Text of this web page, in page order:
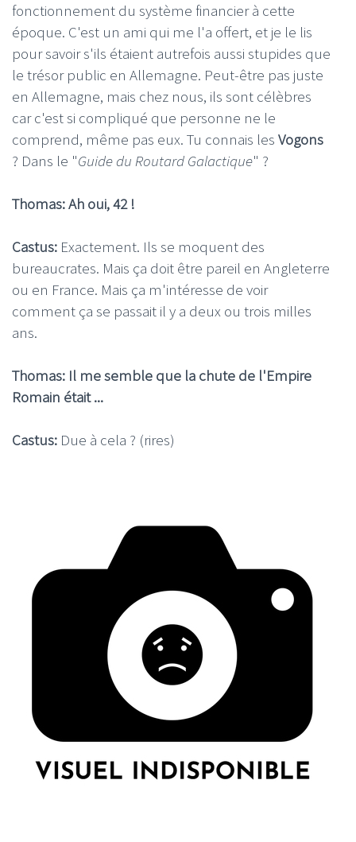
fonctionnement du système financier à cette
époque. C'est un ami qui me l'a offert, et je le lis
pour savoir s'ils étaient autrefois aussi stupides que
le trésor public en Allemagne. Peut-être pas juste
en Allemagne, mais chez nous, ils sont célèbres
car c'est si compliqué que personne ne le
comprend, même pas eux. Tu connais les Vogons
? Dans le "Guide du Routard Galactique" ?
Thomas: Ah oui, 42 !
Castus: Exactement. Ils se moquent des
bureaucrates. Mais ça doit être pareil en Angleterre
ou en France. Mais ça m'intéresse de voir
comment ça se passait il y a deux ou trois milles
ans.
Thomas: Il me semble que la chute de l'Empire
Romain était ...
Castus: Due à cela ? (rires)